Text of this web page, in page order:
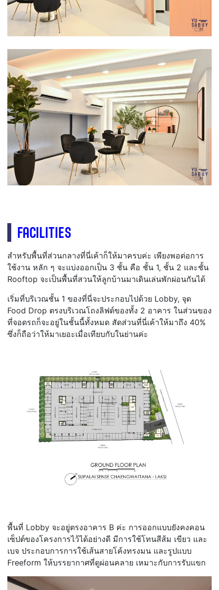
FACILITIES
สำหรับพื้นที่ส่วนกลางที่นี่เค้าก็ให้มาครบค่ะ เพียงพอต่อการ
ใช้งาน หลัก ๆ จะแบ่งออกเป็น 3 ชั้น คือ ชั้น 1, ชั้น 2 และชั้น
Rooftop จะเป็นพื้นที่สวนให้ลูกบ้านมาเดินเล่นพักผ่อนกันได้
เริ่มที่บริเวณชั้น 1 ของที่นี่จะประกอบไปด้วย Lobby, จุด
Food Drop ตรงบริเวณโถงลิฟต์ของทั้ง 2 อาคาร ในส่วนของ
ที่จอดรถก็จะอยู่ในชั้นนี้ทั้งหมด สัดส่วนที่นี่เค้าให้มาถึง 40%
ซึ่งก็ถือว่าให้มาเยอะเมื่อเทียบกับในย่านค่ะ
พื้นที่ Lobby จะอยู่ตรงอาคาร B ค่ะ การออกแบบยังคงคอน
เซ็ปต์ของโครงการไว้ได้อย่างดี มีการใช้โทนสีส้ม เขียว และ
เบจ ประกอบการการใช้เส้นสายโค้งทรงมน และรูปแบบ
Freeform ให้บรรยากาศที่ดูผ่อนคลาย เหมาะกับการรับแขก